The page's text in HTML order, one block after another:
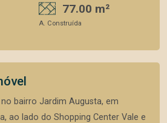
77.00 m²
A. Construída
bairro Jardim Augusta, em
ao lado do Shopping Center Vale e